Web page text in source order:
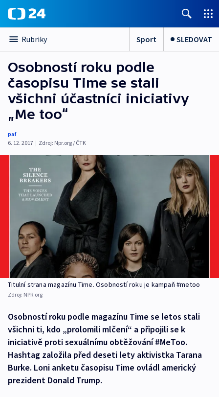
Rubriky Sport SLEDOVAT
Osobností roku podle
časopisu Time se stali
všichni účastníci iniciativy
„Me too“
paf
6. 12. 2017 | Zdroj: Npr.org / ČTK
Titulní strana magazínu Time. Osobností roku je kampaň #metoo
Zdroj: NPR.org
Osobností roku podle magazínu Time se letos stali
všichni ti, kdo „prolomili mlčení“ a připojili se k
iniciativě proti sexuálnímu obtěžování #MeToo.
Hashtag založila před deseti lety aktivistka Tarana
Burke. Loni anketu časopisu Time ovládl americký
prezident Donald Trump.